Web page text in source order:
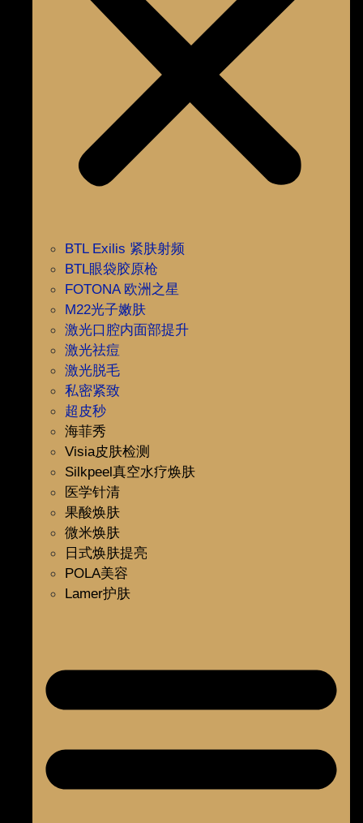
BTL Exilis 紧肤射频
BTL眼袋胶原枪
FOTONA 欧洲之星
M22光子嫩肤
激光口腔内面部提升
激光祛痘
激光脱毛
私密紧致
超皮秒
海菲秀
Visia皮肤检测
Silkpeel真空水疗焕肤
医学针清
果酸焕肤
微米焕肤
日式焕肤提亮
POLA美容
Lamer护肤